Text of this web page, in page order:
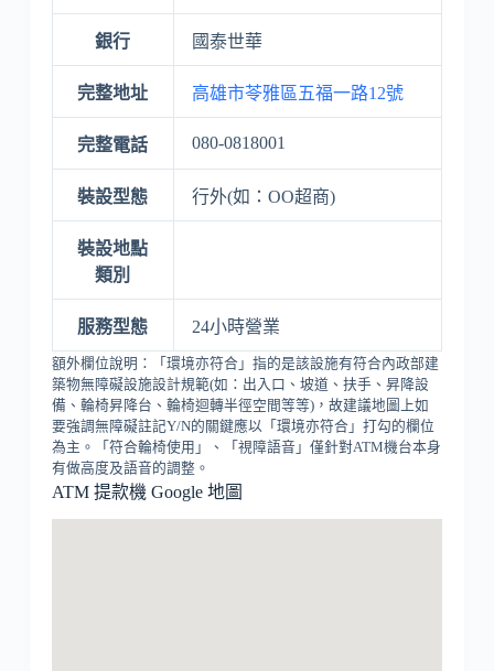
銀行 國泰世華
完整地址 高雄市苓雅區五福一路12號
完整電話 080-0818001
裝設型態 行外(如：OO超商)
裝設地點
類別
服務型態 24小時營業
額外欄位說明：「環境亦符合」指的是該設施有符合內政部建
築物無障礙設施設計規範(如：出入口、坡道、扶手、昇降設
備、輪椅昇降台、輪椅迴轉半徑空間等等)，故建議地圖上如
要強調無障礙註記Y/N的關鍵應以「環境亦符合」打勾的欄位
為主。「符合輪椅使用」、「視障語音」僅針對ATM機台本身
有做高度及語音的調整。
ATM 提款機 Google 地圖